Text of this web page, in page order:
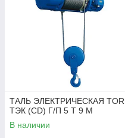
ТАЛЬ ЭЛЕКТРИЧЕСКАЯ TOR
ТЭК (CD) Г/П 5 Т 9 М
В наличии